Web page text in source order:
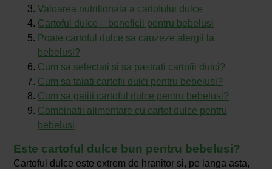
Valoarea nutritionala a cartofului dulce
Cartoful dulce – beneficii pentru bebelusi
Poate cartoful dulce sa cauzeze alergii la
bebelusi?
Cum sa selectati si sa pastrati cartofii dulci?
Cum sa taiati cartofii dulci pentru bebelusi?
Cum sa gatiti cartoful dulce pentru bebelusi?
Combinatii alimentare cu cartof dulce pentru
bebelusi
Este cartoful dulce bun pentru bebelusi?
Cartoful dulce este extrem de hranitor si, pe langa asta,